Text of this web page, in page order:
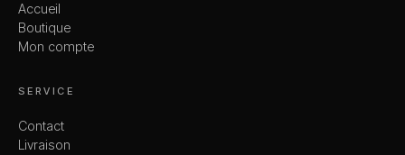
Accueil
Boutique
Mon compte
SERVICE
Contact
Livraison